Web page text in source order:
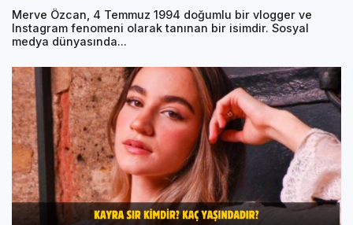
Merve Özcan, 4 Temmuz 1994 doğumlu bir vlogger ve
Instagram fenomeni olarak tanınan bir isimdir. Sosyal
medya dünyasında...